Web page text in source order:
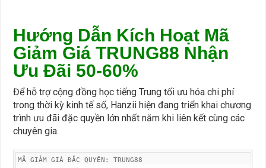
Hướng Dẫn Kích Hoạt Mã
Giảm Giá TRUNG88 Nhận
Ưu Đãi 50-60%
Để hỗ trợ cộng đồng học tiếng Trung tối ưu hóa chi phí
trong thời kỳ kinh tế số, Hanzii hiện đang triển khai chương
trình ưu đãi đặc quyền lớn nhất năm khi liên kết cùng các
chuyên gia.